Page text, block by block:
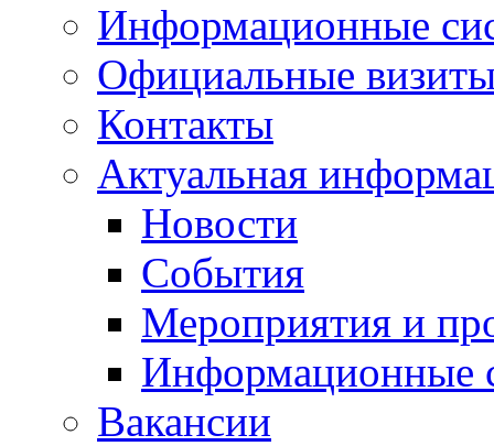
Информационные
Официальные
Контакты
Актуальная
Новости
События
Мероприятия и
Информационные
Вакансии